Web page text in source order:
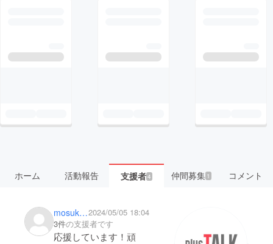
ホーム 活動報告 支援者4 仲間募集 1 コメント
mosuke_ma32024/05/05 18:04
3件の支援者です
応援しています！頑